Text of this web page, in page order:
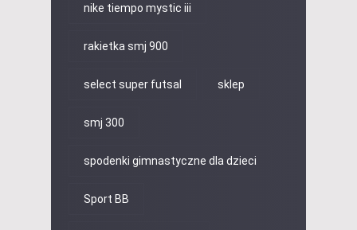
nike tiempo mystic iii
rakietka smj 900
select super futsal sklep
smj 300
spodenki gimnastyczne dla dzieci
Sport BB